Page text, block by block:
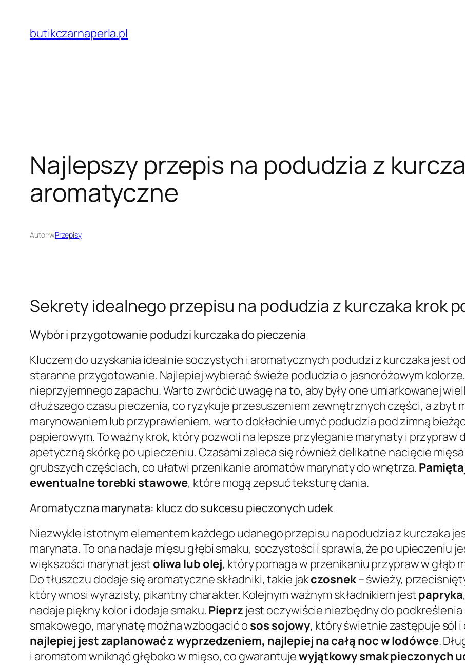
treści
butikczarnaperla.pl
Najlepszy przepis na podudzia z
aromatyczne
Autor:wPrzepisy
Sekrety idealnego przepisu na podudzia z kurczaka krok
Wybór i przygotowanie podudzi kurczaka do pieczenia
Kluczem do uzyskania idealnie soczystych i aromatycznych podudzi z kurczaka jest
staranne przygotowanie. Najlepiej wybierać świeże podudzia o jasnoróżowym
nieprzyjemnego zapachu. Warto zwrócić uwagę na to, aby były one umiarkowanej
dłuższego czasu pieczenia, co ryzykuje przesuszeniem zewnętrznych części, a zbyt
marynowaniem lub przyprawieniem, warto dokładnie umyć podudzia pod zimną
papierowym. To ważny krok, który pozwoli na lepsze przyleganie marynaty i przypraw
apetyczną skórkę po upieczeniu. Czasami zaleca się również delikatne nacięcie
grubszych częściach, co ułatwi przenikanie aromatów marynaty do wnętrza.
ewentualne torebki stawowe, które mogą zepsuć teksturę dania.
Aromatyczna marynata: klucz do sukcesu pieczonych udek
Niezwykle istotnym elementem każdego udanego przepisu na podudzia z kurczaka
marynata. To ona nadaje mięsu głębi smaku, soczystości i sprawia, że po upieczeniu
większości marynat jest oliwa lub olej, który pomaga w przenikaniu przypraw w głąb
Do tłuszczu dodaje się aromatyczne składniki, takie jakczosnek– świeży,
który wnosi wyrazisty, pikantny charakter. Kolejnym ważnym składnikiem jestpapryka
nadaje piękny kolor i dodaje smaku.Pieprz jest oczywiście niezbędny do
smakowego, marynatę można wzbogacić o sos sojowy, który świetnie zastępuje sól i
najlepiej jest zaplanować z wyprzedzeniem, najlepiej na całą noc w lodówce.
i aromatom wniknąć głęboko w mięso, co gwarantujewyjątkowy smak pieczonych